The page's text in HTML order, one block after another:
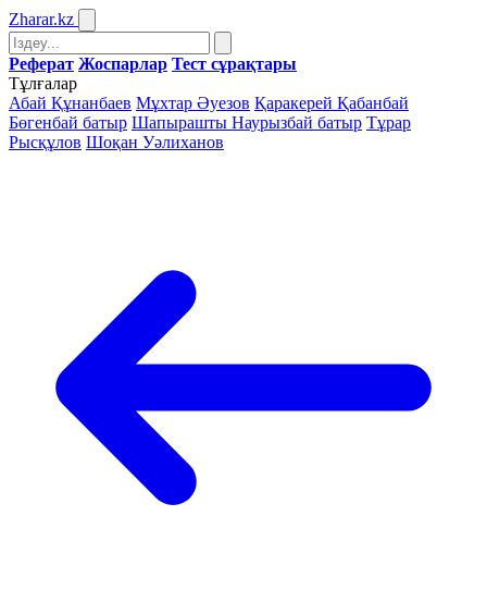
Zharar.kz
Реферат Жоспарлар Тест сұрақтары
Тұлғалар
Абай Құнанбаев Мұхтар Әуезов Қаракерей Қабанбай
Бөгенбай батыр Шапырашты Наурызбай батыр Тұрар
Рысқұлов Шоқан Уәлиханов